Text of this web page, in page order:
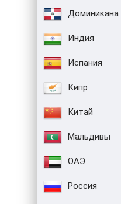
Доминикана
Индия
Испания
Кипр
Китай
Мальдивы
ОАЭ
Россия